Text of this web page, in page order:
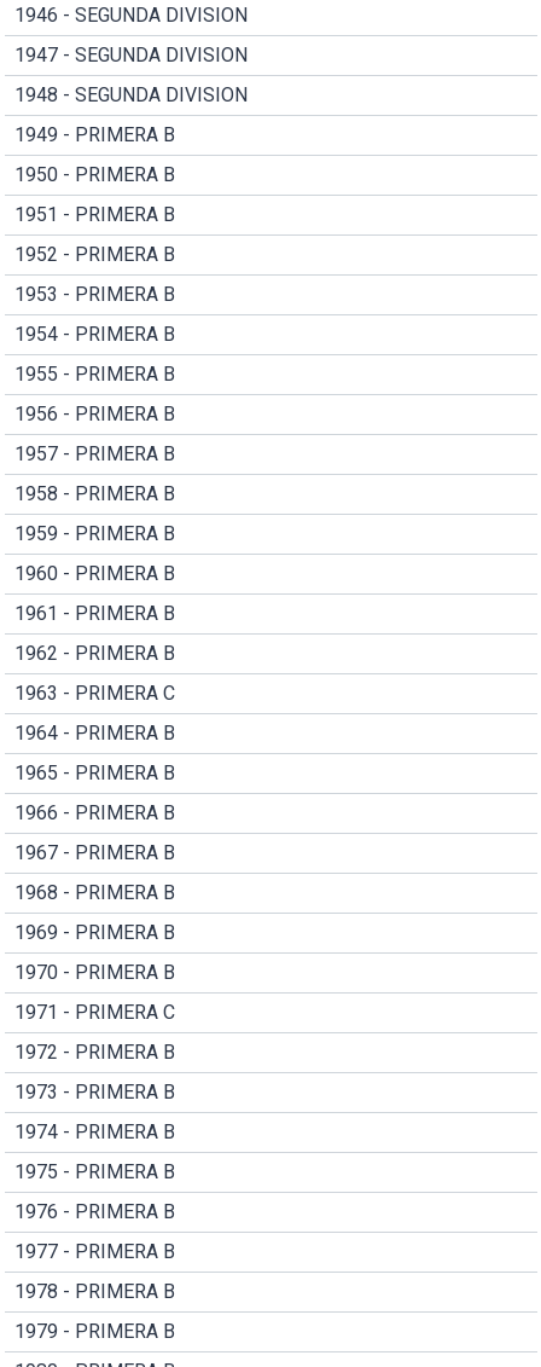
1946 - SEGUNDA DIVISION
1947 - SEGUNDA DIVISION
1948 - SEGUNDA DIVISION
1949 - PRIMERA B
1950 - PRIMERA B
1951 - PRIMERA B
1952 - PRIMERA B
1953 - PRIMERA B
1954 - PRIMERA B
1955 - PRIMERA B
1956 - PRIMERA B
1957 - PRIMERA B
1958 - PRIMERA B
1959 - PRIMERA B
1960 - PRIMERA B
1961 - PRIMERA B
1962 - PRIMERA B
1963 - PRIMERA C
1964 - PRIMERA B
1965 - PRIMERA B
1966 - PRIMERA B
1967 - PRIMERA B
1968 - PRIMERA B
1969 - PRIMERA B
1970 - PRIMERA B
1971 - PRIMERA C
1972 - PRIMERA B
1973 - PRIMERA B
1974 - PRIMERA B
1975 - PRIMERA B
1976 - PRIMERA B
1977 - PRIMERA B
1978 - PRIMERA B
1979 - PRIMERA B